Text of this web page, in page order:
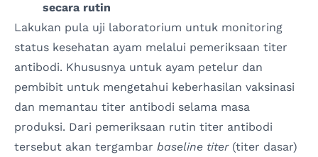
secara rutin
Lakukan pula uji laboratorium untuk monitoring
status kesehatan ayam melalui pemeriksaan titer
antibodi. Khususnya untuk ayam petelur dan
pembibit untuk mengetahui keberhasilan vaksinasi
dan memantau titer antibodi selama masa
produksi. Dari pemeriksaan rutin titer antibodi
tersebut akan tergambar baseline titer(titer dasar)